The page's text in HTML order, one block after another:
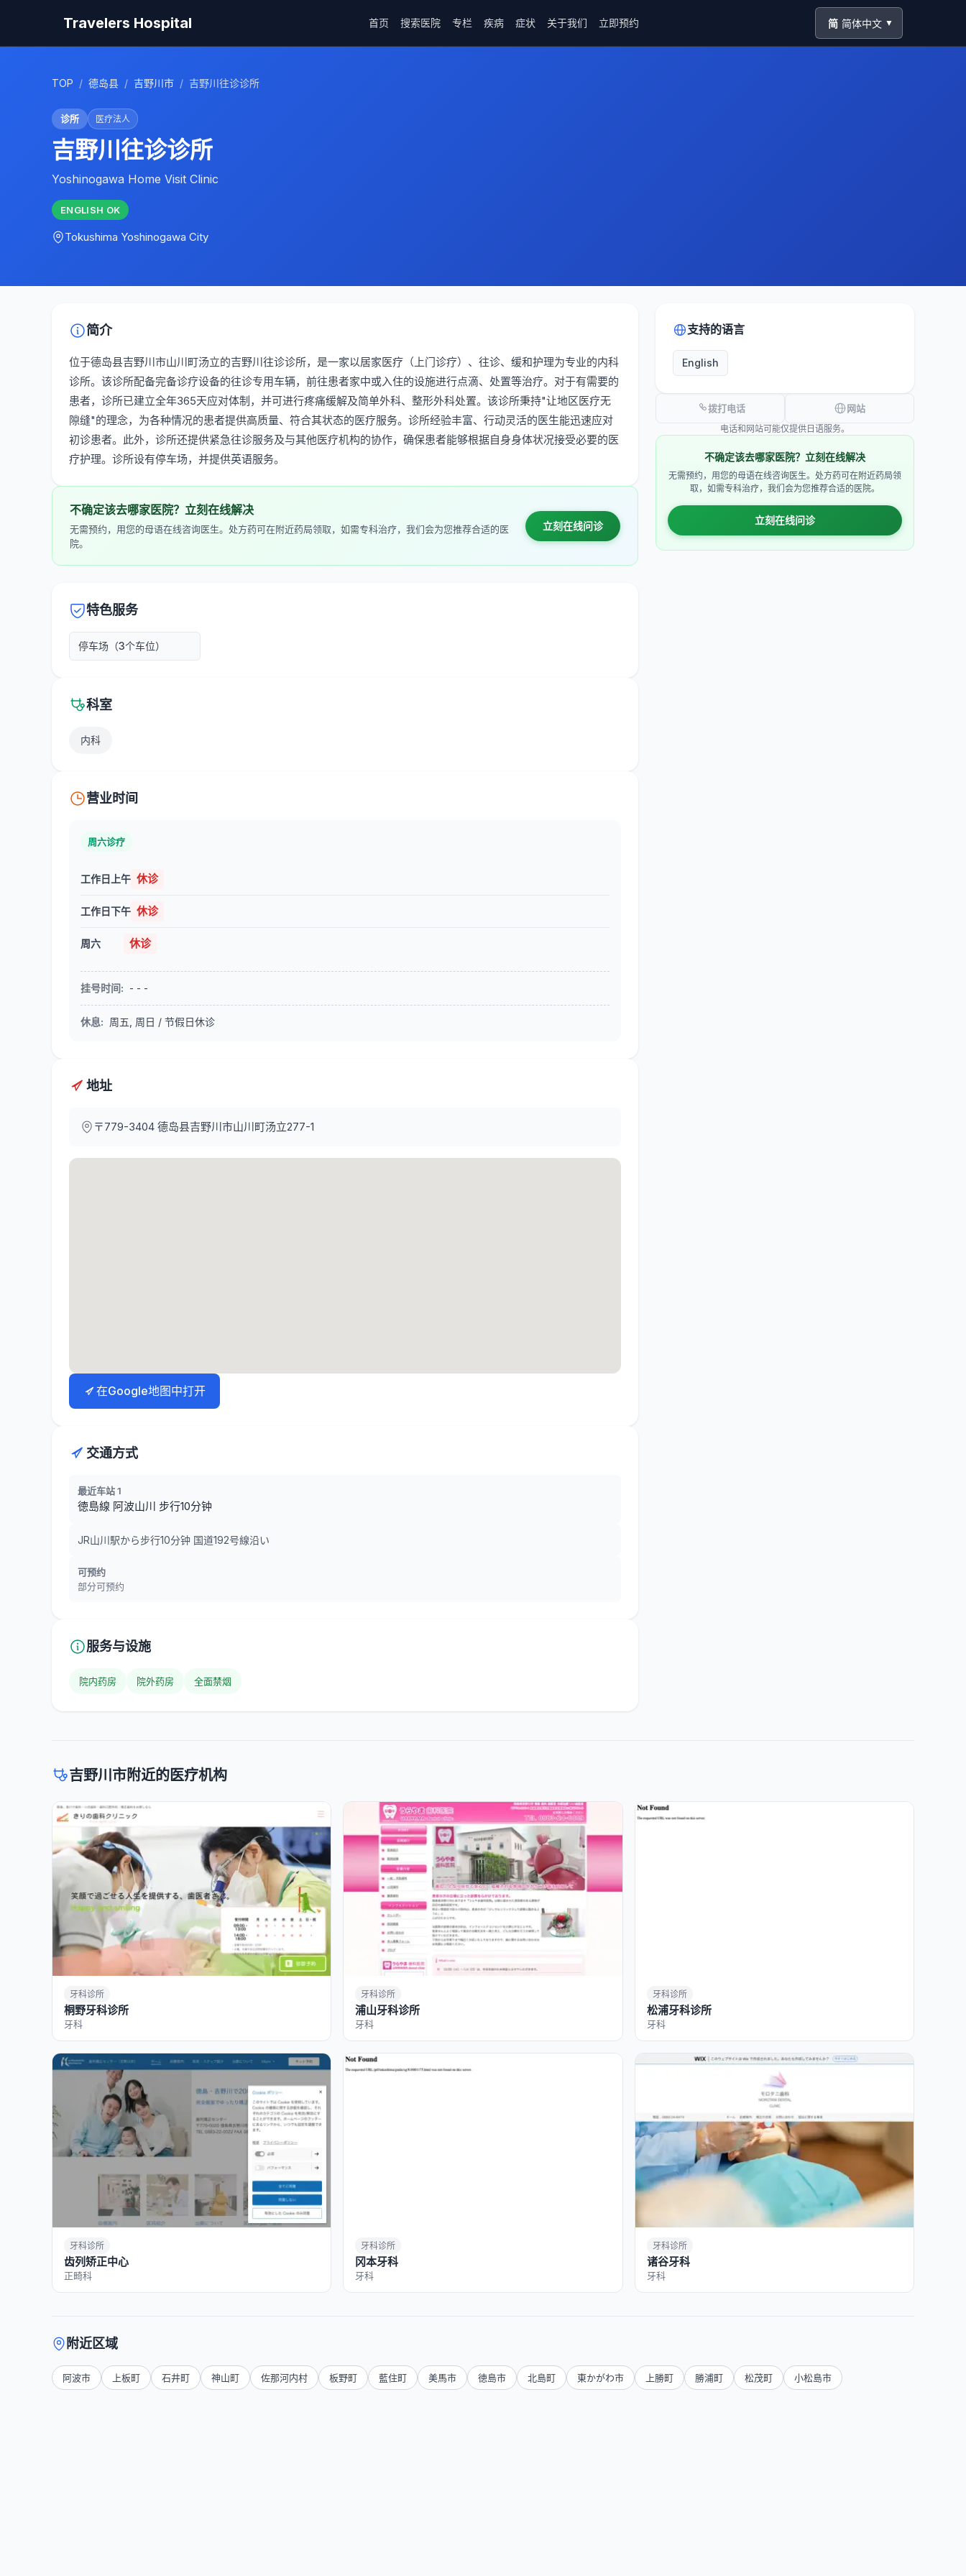
Travelers Hospital 首页 搜索医院 专栏 疾病 症状 关于我们 立即预约 简 简体中文 ▼
TOP / 德岛县 / 吉野川市 / 吉野川往诊诊所
诊所 医疗法人
吉野川往诊诊所
Yoshinogawa Home Visit Clinic
ENGLISH OK
Tokushima Yoshinogawa City
简介
位于德岛县吉野川市山川町汤立的吉野川往诊诊所，是一家以居家医疗（上门诊疗）、往诊、缓和护理为专业的内科
诊所。该诊所配备完备诊疗设备的往诊专用车辆，前往患者家中或入住的设施进行点滴、处置等治疗。对于有需要的
患者，诊所已建立全年365天应对体制，并可进行疼痛缓解及简单外科、整形外科处置。该诊所秉持"让地区医疗无
隙缝"的理念，为各种情况的患者提供高质量、符合其状态的医疗服务。诊所经验丰富、行动灵活的医生能迅速应对
初诊患者。此外，诊所还提供紧急往诊服务及与其他医疗机构的协作，确保患者能够根据自身身体状况接受必要的医
疗护理。诊所设有停车场，并提供英语服务。
不确定该去哪家医院？立刻在线解决
无需预约，用您的母语在线咨询医生。处方药可在附近药局领取，如需专科治疗，我们会为您推荐合适的医
院。
立刻在线问诊
特色服务
停车场（3个车位）
科室
内科
营业时间
周六诊疗
工作日上午 休诊
工作日下午 休诊
周六 休诊
挂号时间: - - -
休息: 周五, 周日 / 节假日休诊
地址
〒779-3404 德岛县吉野川市山川町汤立277-1
在Google地图中打开
交通方式
最近车站 1
徳島線 阿波山川 步行10分钟
JR山川駅から步行10分钟 国道192号線沿い
可预约
部分可预约
服务与设施
院内药房 院外药房 全面禁烟
支持的语言
English
拨打电话 网站
电话和网站可能仅提供日语服务。
不确定该去哪家医院？立刻在线解决
无需预约，用您的母语在线咨询医生。处方药可在附近药局领
取，如需专科治疗，我们会为您推荐合适的医院。
立刻在线问诊
吉野川市附近的医疗机构
牙科诊所
桐野牙科诊所
牙科
牙科诊所
浦山牙科诊所
牙科
牙科诊所
松浦牙科诊所
牙科
牙科诊所
齿列矫正中心
正畸科
牙科诊所
冈本牙科
牙科
牙科诊所
诸谷牙科
牙科
附近区域
阿波市 上板町 石井町 神山町 佐那河内村 板野町 藍住町 美馬市 徳島市 北島町 東かがわ市 上勝町 勝浦町 松茂町 小松島市